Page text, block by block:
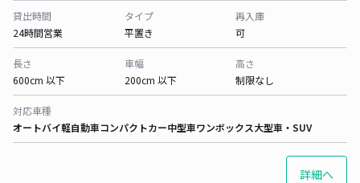
貸出時間
24時間営業
タイプ
平置き
再入庫
可
長さ
600cm 以下
車幅
200cm 以下
高さ
制限なし
対応車種
オートバイ軽自動車コンパクトカー中型車ワンボックス大型車・SUV
詳細へ